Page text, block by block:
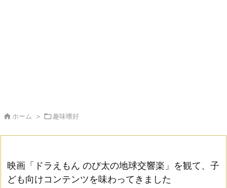
 ホーム > 趣味嗜好
映画「ドラえもん のび太の地球交響楽」を観て、子
ども向けコンテンツを味わってきました